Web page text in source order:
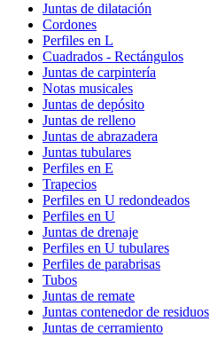
Juntas de dilatación
Cordones
Perfiles en L
Cuadrados - Rectángulos
Juntas de carpintería
Notas musicales
Juntas de depósito
Juntas de relleno
Juntas de abrazadera
Juntas tubulares
Perfiles en E
Trapecios
Perfiles en U redondeados
Perfiles en U
Juntas de drenaje
Perfiles en U tubulares
Perfiles de parabrisas
Tubos
Juntas de remate
Juntas contenedor de residuos
Juntas de cerramiento